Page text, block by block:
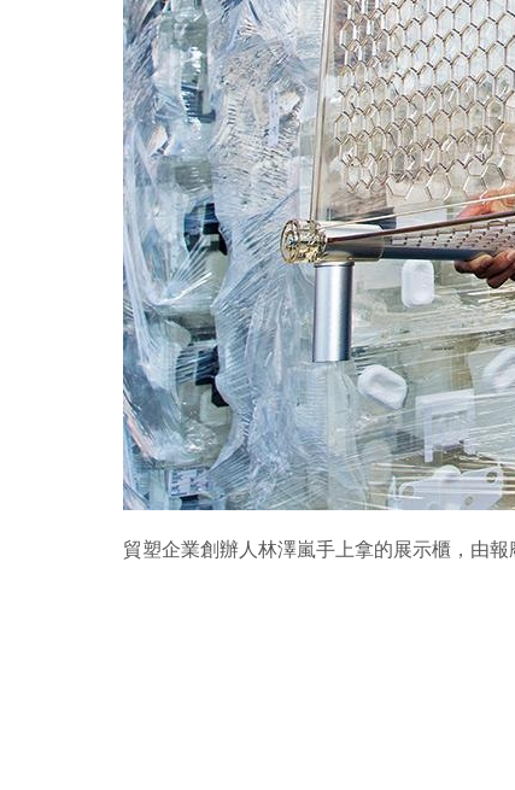
貿塑企業創辦人林澤嵐手上拿的展示櫃，由